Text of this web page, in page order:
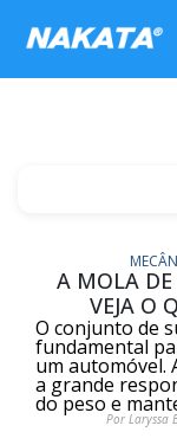
A MOLA DE
VEJA O
O conjunto de
fundamental
um automóvel.
a grande
do peso e
Por Laryssa